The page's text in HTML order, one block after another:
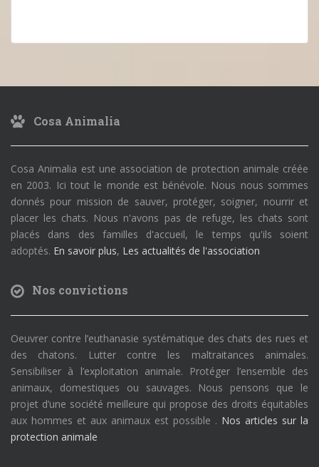
Cosa Animalia
Cosa Animalia est une association de protection animale créée
en 2003. Ici tout le monde est bénévole. Nous nous sommes
donnés pour mission de sauver, protéger, soigner, nourrir et
placer les chats. Nous n'avons pas de refuge, les chats sont
placés dans des familles d'accueil, le temps qu'ils soient
adoptés. En savoir plus, Les actualités de l'association
Nos convictions
Oeuvrer contre l’euthanasie systématique des chats des rues et
des chatons. Lutter contre les maltraitances animales.
Sensibiliser à l’exploitation animale. Protéger l’ensemble des
animaux, domestiques ou sauvages. Nous pensons que le
projet d’une société meilleure qui propose des droits équitables
aux hommes et aux animaux est possible . Nos articles sur la
protection animale